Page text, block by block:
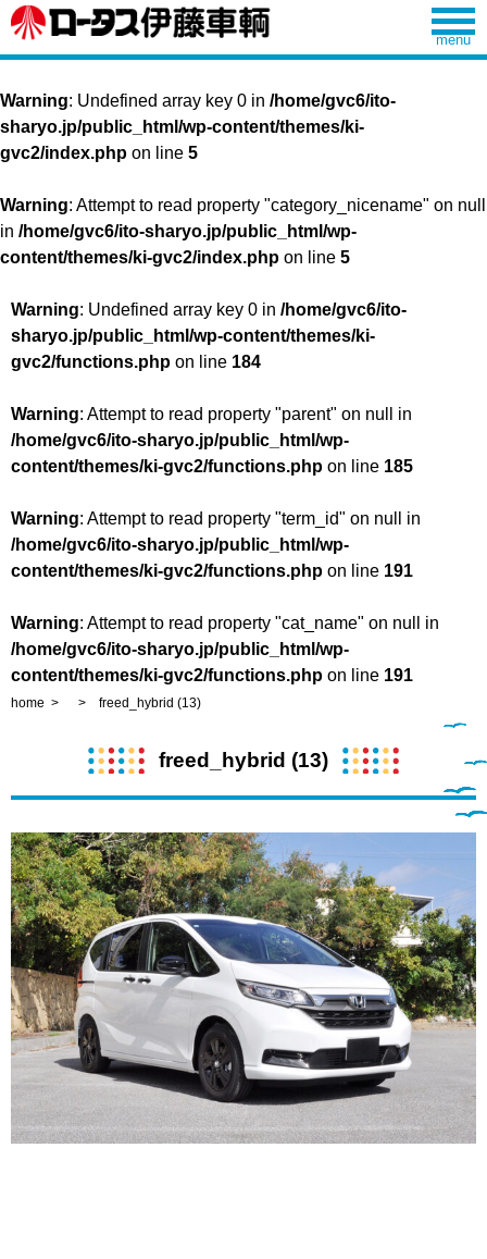
Warning: Undefined array key 0 in /home/gvc6/ito-
sharyo.jp/public_html/wp-content/themes/ki-
gvc2/index.php on line 5
Warning: Attempt to read property "category_nicename" on null
in /home/gvc6/ito-sharyo.jp/public_html/wp-
content/themes/ki-gvc2/index.php on line 5
Warning: Undefined array key 0 in /home/gvc6/ito-
sharyo.jp/public_html/wp-content/themes/ki-
gvc2/functions.php on line 184
Warning: Attempt to read property "parent" on null in
/home/gvc6/ito-sharyo.jp/public_html/wp-
content/themes/ki-gvc2/functions.php on line 185
Warning: Attempt to read property "term_id" on null in
/home/gvc6/ito-sharyo.jp/public_html/wp-
content/themes/ki-gvc2/functions.php on line 191
Warning: Attempt to read property "cat_name" on null in
/home/gvc6/ito-sharyo.jp/public_html/wp-
content/themes/ki-gvc2/functions.php on line 191
home freed_hybrid (13)
freed_hybrid (13)